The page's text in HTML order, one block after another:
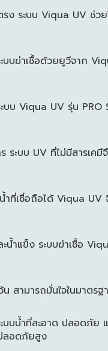
ระบบ Viqua UV ช่ว
ฆ่าเชื้อด้วยยูวีจาก
บ Viqua UV รุ่น
ระบบ UV ที่ไม่มีสาร
ที่เชื่อถือได้ Viqua
น้ำแข็ง ระบบฆ่าเชื้อ
สามารถมั่นใจในมาต
บน้ำที่สะอาด ปลอดภั
ลอดภัยสูง